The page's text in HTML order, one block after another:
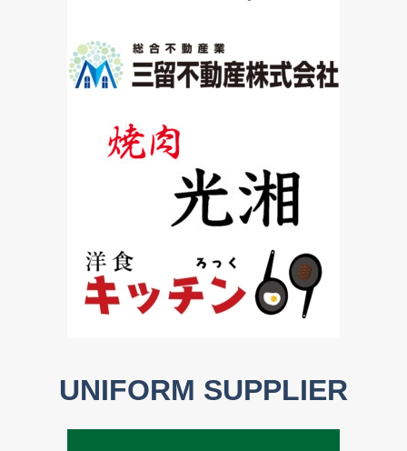
UNIFORM SUPPLIER